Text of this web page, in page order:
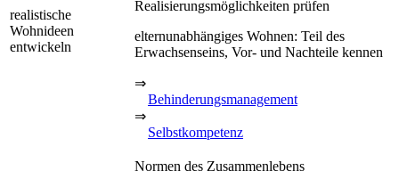
realistische
Wohnideen
entwickeln
Realisierungsmöglichkeiten prüfen
elternunabhängiges Wohnen: Teil des
Erwachsenseins, Vor- und Nachteile kennen
⇒
Behinderungsmanagement
⇒
Selbstkompetenz
Normen des Zusammenlebens